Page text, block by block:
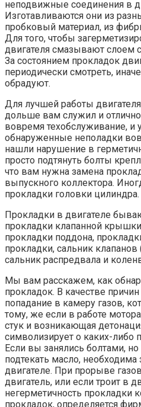
неподвижные соединения в
Изготавливаются они из
пробковый материал, из
Для того, чтобы
двигателя смазывают слоем
За состоянием прокладок
периодически смотреть,
обрадуют.
Для лучшей работы
дольше вам служил и отлично
вовремя техобслуживание, и
обнаруженные неполадки
нашли нарушение в
просто подтянуть болты
что вам нужна замена
выпускного коллектора.
прокладки головки цилиндра.
Прокладки в двигателе
прокладки клапанной
прокладки поддона,
прокладки, сальник
сальник распредвала и
Мы вам расскажем, как
прокладок. В качестве
попадание в камеру газов,
тому, же если в работе
стук и возникающая
символизирует о каких-либо
Если вы занялись болтами,
подтекать масло,
двигателе. При прорыве
двигатель, или если троит в
негерметичность прокладки
прокладок, определяется